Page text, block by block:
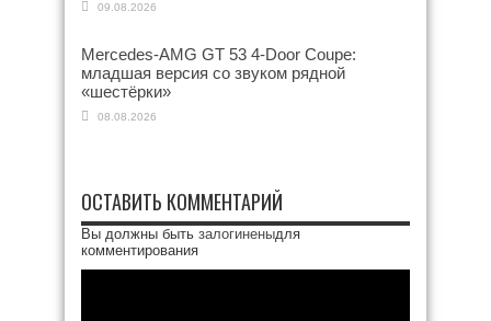
09.08.2026
Mercedes-AMG GT 53 4-Door Coupe:
младшая версия со звуком рядной
«шестёрки»
08.08.2026
ОСТАВИТЬ КОММЕНТАРИЙ
Вы должны быть залогиненыдля
комментирования